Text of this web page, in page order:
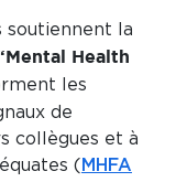
soutiennent la
Health
les
de
collègues et à
( MHFA